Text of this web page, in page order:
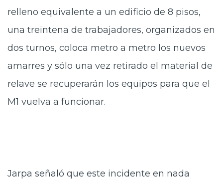
relleno equivalente a un edificio de 8 pisos,
una treintena de trabajadores, organizados en
dos turnos, coloca metro a metro los nuevos
amarres y sólo una vez retirado el material de
relave se recuperarán los equipos para que el
M1 vuelva a funcionar.
Jarpa señaló que este incidente en nada